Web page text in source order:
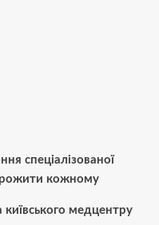
спеціалізованої
кожному
київського медцентру